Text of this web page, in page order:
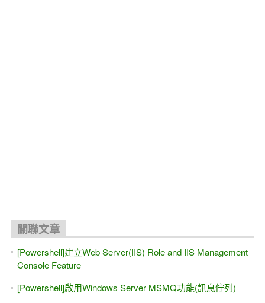
關聯文章
[Powershell]建立Web Server(IIS) Role and IIS Management
Console Feature
[Powershell]啟用Windows Server MSMQ功能(訊息佇列)